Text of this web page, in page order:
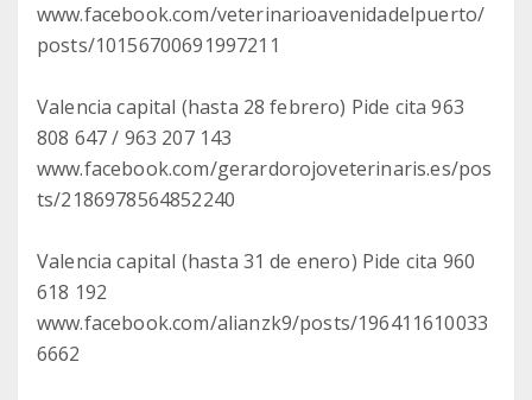
www.facebook.com/veterinarioavenidadelpuerto/
posts/10156700691997211
Valencia capital (hasta 28 febrero) Pide cita 963
808 647 / 963 207 143
www.facebook.com/gerardorojoveterinaris.es/pos
ts/2186978564852240
Valencia capital (hasta 31 de enero) Pide cita 960
618 192
www.facebook.com/alianzk9/posts/196411610033
6662